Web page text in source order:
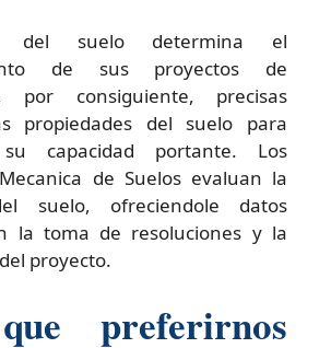
del suelo determina el
de sus proyectos de
por consiguiente, precisas
propiedades del suelo para
capacidad portante. Los
de Suelos evaluan la
suelo, ofreciendole datos
la toma de resoluciones y la
proyecto.
preferirnos